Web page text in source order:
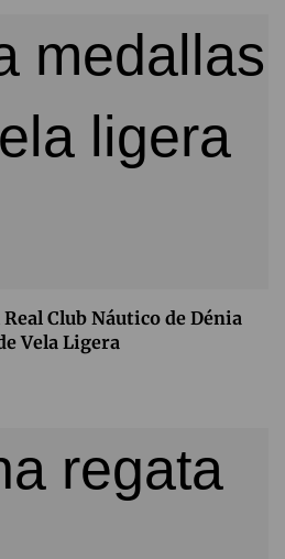
Club Náutico de Dénia
Vela Ligera